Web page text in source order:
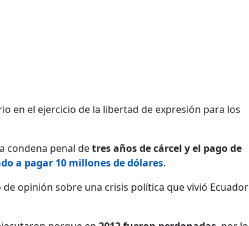
en el ejercicio de la libertad de expresión para los
condena penal detres años de cárcel y el pago de
a pagar 10 millones de dólares.
opinión sobre una crisis política que vivió Ecuador